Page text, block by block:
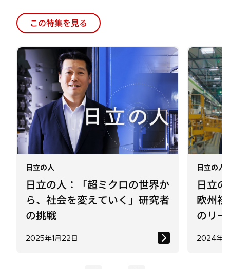
日立の人
日立の人：「超ミクロの世界か
ら、社会を変えていく」研究者
の挑戦
2025年1月22日
日立の人
日立
欧州
のリ
2024年2